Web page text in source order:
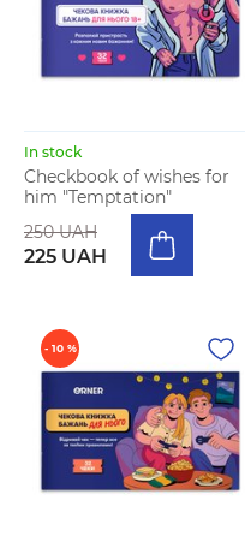
In stock
Checkbook of wishes for
him "Temptation"
250 UAH
225 UAH
- 10 %